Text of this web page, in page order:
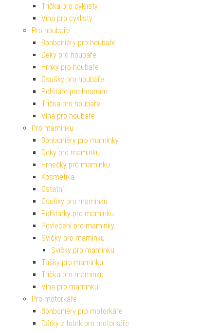
Trička pro cyklisty
Vína pro cyklisty
Pro houbaře
Bonboniéry pro houbaře
Deky pro houbaře
Hrnky pro houbaře
Osušky pro houbaře
Polštáře pro houbaře
Trička pro houbaře
Vína pro houbaře
Pro maminku
Bonboniéry pro maminky
Deky pro maminku
Hrnečky pro maminku
Kosmetika
Ostatní
Osušky pro maminku
Polštářky pro maminku
Povlečení pro maminky
Svíčky pro maminku
Svíčky pro maminku
Tašky pro maminku
Trička pro maminku
Vína pro maminku
Pro motorkáře
Bonboniéry pro motorkáře
Dárky z fotek pro motorkáře